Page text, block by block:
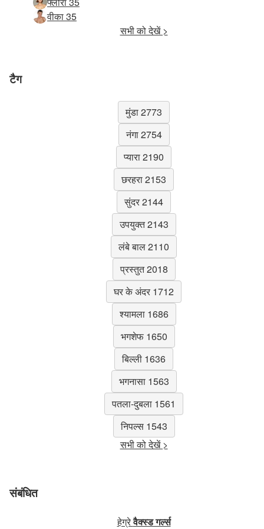
वीका 35
सभी को देखें >
टैग
मुंडा 2773
नंगा 2754
प्यारा 2190
छरहरा 2153
सुंदर 2144
उपयुक्त 2143
लंबे बाल 2110
प्रस्तुत 2018
घर के अंदर 1712
श्यामला 1686
भगशेफ 1650
बिल्ली 1636
भगनासा 1563
पतला-दुबला 1561
निपल्स 1543
सभी को देखें >
संबंधित
हेग्रेवैक्स्ड गर्ल्स